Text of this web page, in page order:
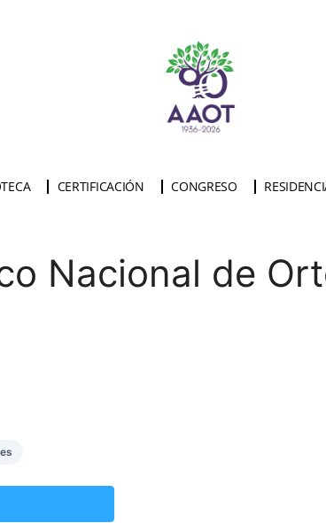
CERTIFICACIÓN CONGRESO
Nacional de